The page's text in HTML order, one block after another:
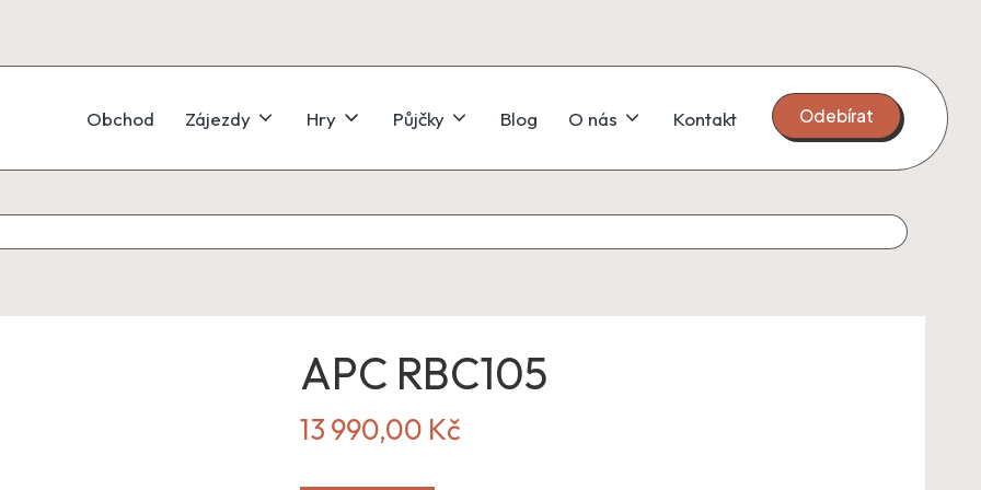
Obchod Zájezdy Hry Půjčky Blog O nás Kontakt Odebírat
APC RBC105
13 990,00 Kč